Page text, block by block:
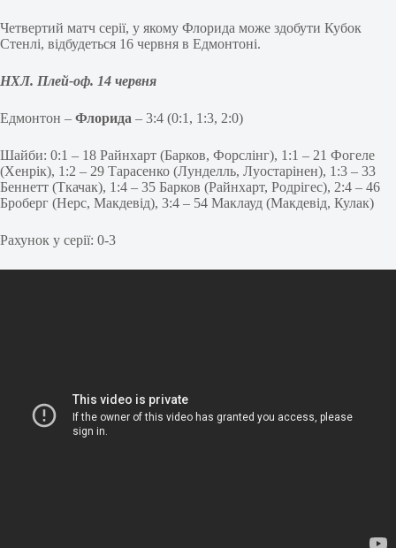
Четвертий матч серії, у якому Флорида може здобути Кубок
Стенлі, відбудеться 16 червня в Едмонтоні.
НХЛ. Плей-оф. 14 червня
Едмонтон – Флорида – 3:4 (0:1, 1:3, 2:0)
Шайби: 0:1 – 18 Райнхарт (Барков, Форслінг), 1:1 – 21 Фогеле
(Хенрік), 1:2 – 29 Тарасенко (Лунделль, Луостарінен), 1:3 – 33
Беннетт (Ткачак), 1:4 – 35 Барков (Райнхарт, Родрігес), 2:4 – 46
Броберг (Нерс, Макдевід), 3:4 – 54 Маклауд (Макдевід, Кулак)
Рахунок у серії: 0-3